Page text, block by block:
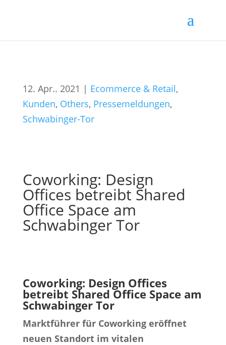
12. Apr.. 2021 | Ecommerce & Retail,
Kunden, Others, Pressemeldungen,
Schwabinger-Tor
Coworking: Design
Offices betreibt Shared
Office Space am
Schwabinger Tor
Coworking: Design Offices
betreibt Shared Office Space am
Schwabinger Tor
Marktführer für Coworking eröffnet
neuen Standort im vitalen